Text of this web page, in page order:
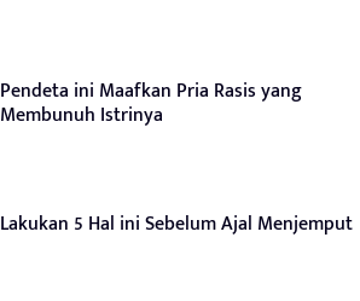
Pendeta ini Maafkan Pria Rasis yang
Membunuh Istrinya
Lakukan 5 Hal ini Sebelum Ajal Menjemput